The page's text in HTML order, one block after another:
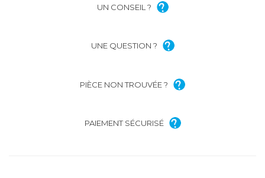
UN CONSEIL ?
UNE QUESTION ?
PIÈCE NON TROUVÉE ?
PAIEMENT SÉCURISÉ